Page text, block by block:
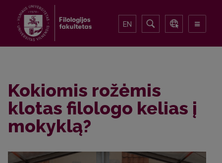
EN
Kokiomis rožėmis
klotas filologo kelias į
mokyklą?